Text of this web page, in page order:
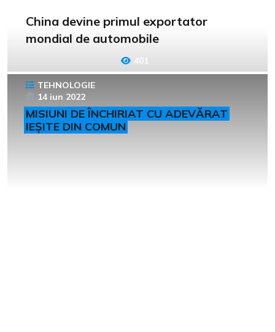
China devine primul exportator
mondial de automobile
401
TEHNOLOGIE
14 iun 2022
MISIUNI DE ÎNCHIRIAT CU ADEVĂRAT
IEȘITE DIN COMUN